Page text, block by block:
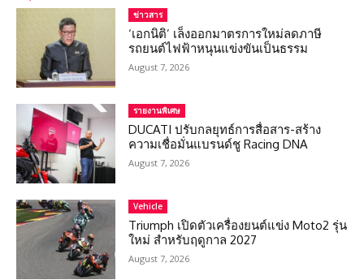
ข่าวสาร
‘เอกนิติ’ เล็งออกมาตรการใหม่ลดภาษี
รถยนต์ไฟฟ้าหนุนแข่งขันเป็นธรรม
August 7, 2026
รายงานพิเศษ
DUCATI ปรับกลยุทธ์การสื่อสาร-สร้าง
ความเชื่อมั่นแบรนด์ชู Racing DNA
August 7, 2026
Vehicle
Triumph เปิดตัวเครื่องยนต์แข่ง Moto2 รุ่น
ใหม่ สำหรับฤดูกาล 2027
August 7, 2026